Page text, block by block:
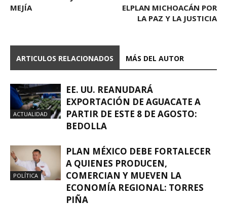
MEJÍA
ELPLAN MICHOACÁN POR
LA PAZ Y LA JUSTICIA
ARTICULOS RELACIONADOS MÁS DEL AUTOR
ACTUALIDAD
EE. UU. REANUDARÁ
EXPORTACIÓN DE AGUACATE A
PARTIR DE ESTE 8 DE AGOSTO:
BEDOLLA
POLÍTICA
PLAN MÉXICO DEBE FORTALECER
A QUIENES PRODUCEN,
COMERCIAN Y MUEVEN LA
ECONOMÍA REGIONAL: TORRES
PIÑA